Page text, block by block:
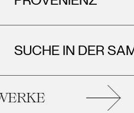
SUCHE IN DER